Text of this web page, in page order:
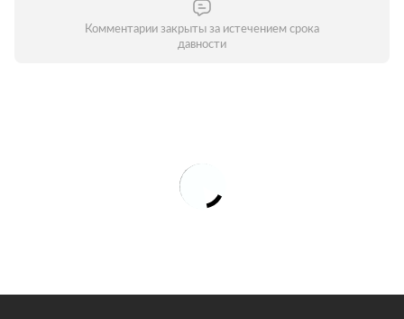
Комментарии закрыты за истечением срока
давности